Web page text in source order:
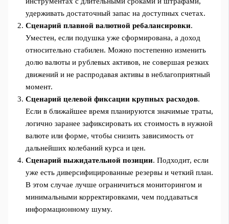
удерживать достаточный запас на доступных счетах.
Сценарий плавной валютной ребалансировки.
Уместен, если подушка уже сформирована, а доход
относительно стабилен. Можно постепенно изменить
долю валюты и рублевых активов, не совершая резких
движений и не распродавая активы в неблагоприятный
момент.
Сценарий целевой фиксации крупных расходов.
Если в ближайшее время планируются значимые траты,
логично заранее зафиксировать их стоимость в нужной
валюте или форме, чтобы снизить зависимость от
дальнейших колебаний курса и цен.
Сценарий выжидательной позиции. Подходит, если
уже есть диверсифицированные резервы и четкий план.
В этом случае лучше ограничиться мониторингом и
минимальными корректировками, чем поддаваться
информационному шуму.